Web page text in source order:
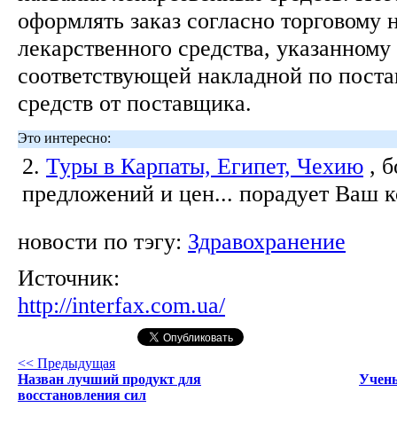
оформлять заказ согласно торговому
лекарственного средства,
соответствующей накладной по
средств от поставщика.
Это интересно:
2. Туры в Карпаты, Египет, Чехию ,
предложений и цен... порадует Ваш
новости по тэгу: Здравохранение
Источник:
http://interfax.com.ua/
<< Предыдущая
Назван лучший продукт для
восстановления сил